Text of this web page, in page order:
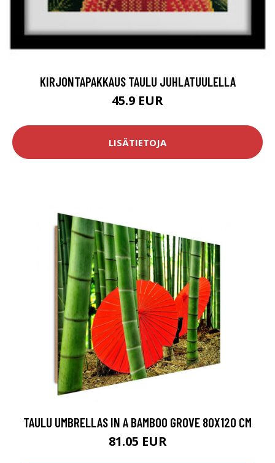
KIRJONTAPAKKAUS TAULU JUHLATUULELLA
45.9 EUR
LISÄTIETOJA
TAULU UMBRELLAS IN A BAMBOO GROVE 80X120 CM
81.05 EUR